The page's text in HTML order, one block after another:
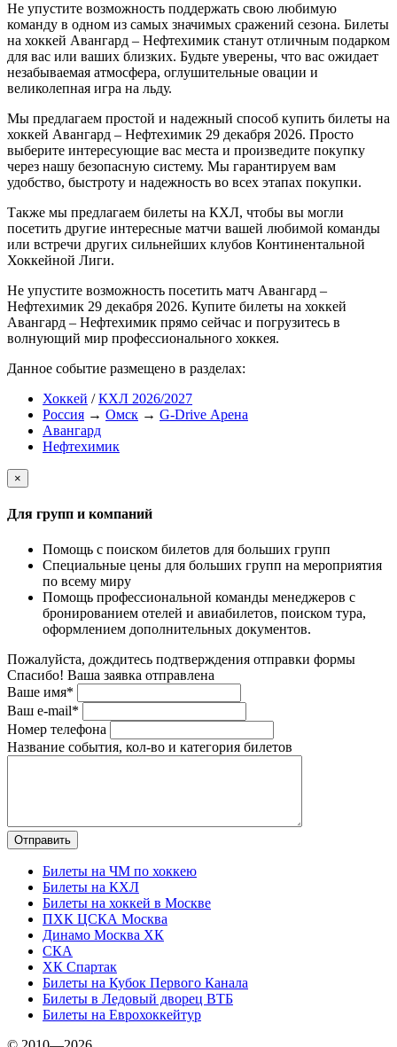
Не упустите возможность поддержать свою любимую
команду в одном из самых значимых сражений сезона. Билеты
на хоккей Авангард – Нефтехимик станут отличным подарком
для вас или ваших близких. Будьте уверены, что вас ожидает
незабываемая атмосфера, оглушительные овации и
великолепная игра на льду.
Мы предлагаем простой и надежный способ купить билеты на
хоккей Авангард – Нефтехимик 29 декабря 2026. Просто
выберите интересующие вас места и произведите покупку
через нашу безопасную систему. Мы гарантируем вам
удобство, быстроту и надежность во всех этапах покупки.
Также мы предлагаем билеты на КХЛ, чтобы вы могли
посетить другие интересные матчи вашей любимой команды
или встречи других сильнейших клубов Континентальной
Хоккейной Лиги.
Не упустите возможность посетить матч Авангард –
Нефтехимик 29 декабря 2026. Купите билеты на хоккей
Авангард – Нефтехимик прямо сейчас и погрузитесь в
волнующий мир профессионального хоккея.
Данное событие размещено в разделах:
Хоккей /КХЛ 2026/2027
Россия → Омск → G-Drive Арена
Авангард
Нефтехимик
×
Для групп и компаний
Помощь с поиском билетов для больших групп
Специальные цены для больших групп на мероприятия
по всему миру
Помощь профессиональной команды менеджеров с
бронированием отелей и авиабилетов, поиском тура,
оформлением дополнительных документов.
Пожалуйста, дождитесь подтверждения отправки формы
Спасибо! Ваша заявка отправлена
Ваше имя*
Ваш e-mail*
Номер телефона
Название события, кол-во и категория билетов
Билеты на ЧМ по хоккею
Билеты на КХЛ
Билеты на хоккей в Москве
ПХК ЦСКА Москва
Динамо Москва ХК
СКА
ХК Спартак
Билеты на Кубок Первого Канала
Билеты в Ледовый дворец ВТБ
Билеты на Еврохоккейтур